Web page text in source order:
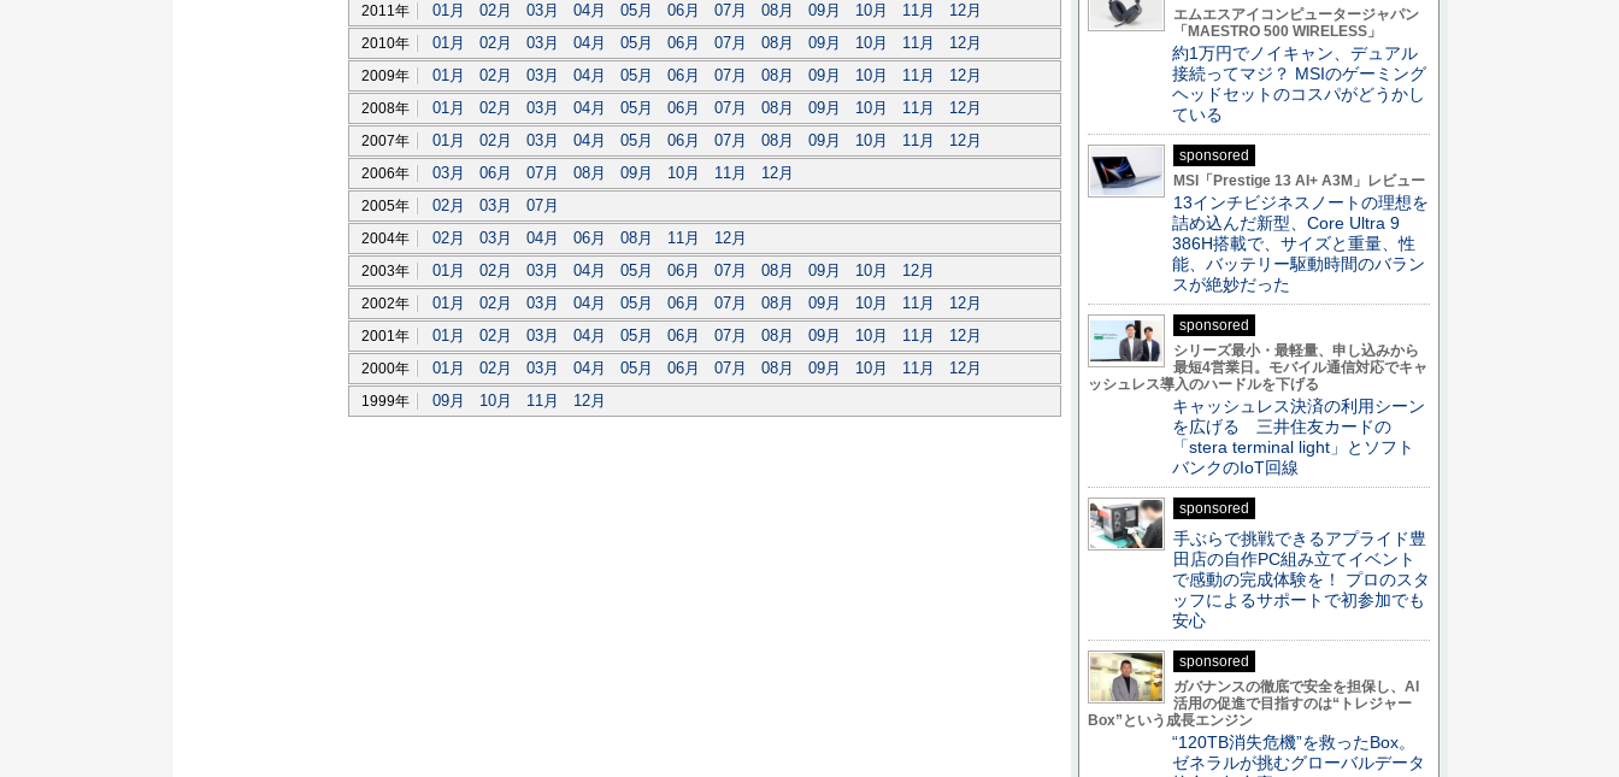
2011年 01月 02月 03月 04月 05月 06月 07月 08月 09月 10月 11月 12月
2010年 01月 02月 03月 04月 05月 06月 07月 08月 09月 10月 11月 12月
2009年 01月 02月 03月 04月 05月 06月 07月 08月 09月 10月 11月 12月
2008年 01月 02月 03月 04月 05月 06月 07月 08月 09月 10月 11月 12月
2007年 01月 02月 03月 04月 05月 06月 07月 08月 09月 10月 11月 12月
2006年 03月 06月 07月 08月 09月 10月 11月 12月
2005年 02月 03月 07月
2004年 02月 03月 04月 06月 08月 11月 12月
2003年 01月 02月 03月 04月 05月 06月 07月 08月 09月 10月 12月
2002年 01月 02月 03月 04月 05月 06月 07月 08月 09月 10月 11月 12月
2001年 01月 02月 03月 04月 05月 06月 07月 08月 09月 10月 11月 12月
2000年 01月 02月 03月 04月 05月 06月 07月 08月 09月 10月 11月 12月
1999年 09月 10月 11月 12月
エムエスアイコンピュータージャパン
「MAESTRO 500 WIRELESS」
約1万円でノイキャン、デュアル
接続ってマジ？ MSIのゲーミング
ヘッドセットのコスパがどうかし
ている
sponsored
MSI「Prestige 13 AI+ A3M」レビュー
13インチビジネスノートの理想を
詰め込んだ新型、Core Ultra 9
386H搭載で、サイズと重量、性
能、バッテリー駆動時間のバラン
スが絶妙だった
sponsored
シリーズ最小・最軽量、申し込みから
最短4営業日。モバイル通信対応でキャ
ッシュレス導入のハードルを下げる
キャッシュレス決済の利用シーン
を広げる 三井住友カードの
「stera terminal light」とソフト
バンクのIoT回線
sponsored
手ぶらで挑戦できるアプライド豊
田店の自作PC組み立てイベント
で感動の完成体験を！ プロのスタ
ッフによるサポートで初参加でも
安心
sponsored
ガバナンスの徹底で安全を担保し、AI
活用の促進で目指すのは“トレジャー
Box”という成長エンジン
“120TB消失危機”を救ったBox。
ゼネラルが挑むグローバルデータ